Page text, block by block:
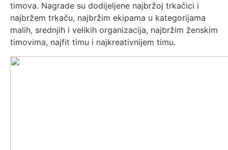
timova. Nagrade su dodijeljene najbržoj trkačici i
najbržem trkaču, najbržim ekipama u kategorijama
malih, srednjih i velikih organizacija, najbržim ženskim
timovima, najfit timu i najkreativnijem timu.